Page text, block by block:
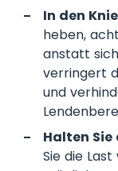
In den
heben,
anstatt
verringert
und
Halten Sie
Sie die